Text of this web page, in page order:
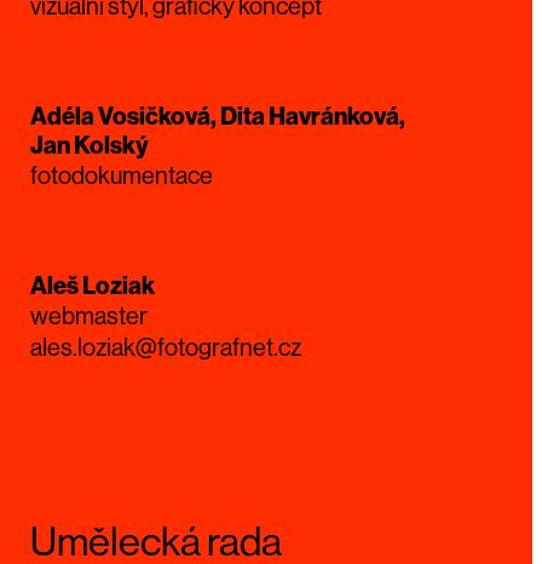
vizuální styl, grafický koncept
Adéla Vosičková, Dita Havránková,
Jan Kolský
fotodokumentace
Aleš Loziak
webmaster
ales.loziak@fotografnet.cz
Umělecká rada